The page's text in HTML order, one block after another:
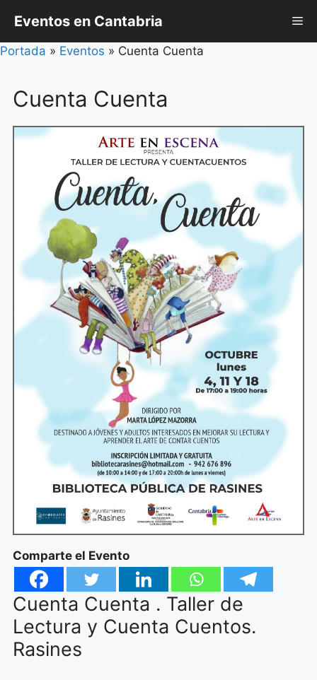
contenido
Eventos en Cantabria
Portada » Eventos » Cuenta Cuenta
Cuenta Cuenta
Comparte el Evento
Cuenta Cuenta . Taller de
Lectura y Cuenta Cuentos.
Rasines